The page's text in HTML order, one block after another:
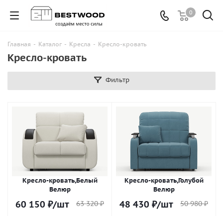
0
Главная - Каталог - Кресла - Кресло-кровать
Кресло-кровать
Фильтр
Кресло-кровать,Белый
Велюр
60 150 ₽/шт 63 320₽
Кресло-кровать,Голубой
Велюр
48 430 ₽/шт 50 980₽